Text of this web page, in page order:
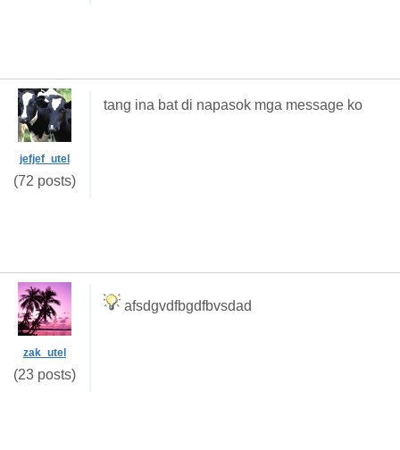
jefjef_utel
(72 posts)
tang ina bat di napasok mga message ko
zak_utel
(23 posts)
afsdgvdfbgdfbvsdad